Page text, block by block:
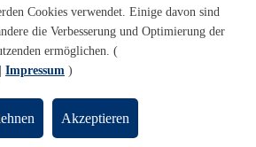
Recruiting an der Universität Bremen
Weiterbildung an der Universität Bremen
mit Schule
Schülerinnen und Schüler
Schulklassen
Lehrkräfte
Cookies verwendet. Einige davon sind
die Verbesserung und Optimierung der
ermöglichen. (
Impressum )
Akzeptieren